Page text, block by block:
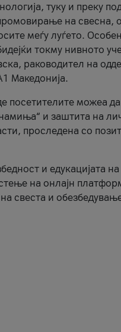
туку и преку
на свесна,
меѓу луѓето.
токму нивното
раководител на
Македонија.
посетителите можеа да
и заштита на
проследена со
и едукацијата на
на онлајн
свеста и